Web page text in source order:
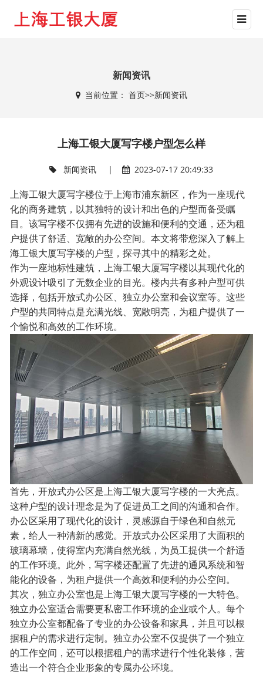
新闻资讯
当前位置： 首页>>新闻资讯
上海工银大厦写字楼户型怎么样
新闻资讯 | 2023-07-17 20:49:33
上海工银大厦写字楼位于上海市浦东新区，作为一座现代
化的商务建筑，以其独特的设计和出色的户型而备受瞩
目。该写字楼不仅拥有先进的设施和便利的交通，还为租
户提供了舒适、宽敞的办公空间。本文将带您深入了解上
海工银大厦写字楼的户型，探寻其中的精彩之处。
作为一座地标性建筑，上海工银大厦写字楼以其现代化的
外观设计吸引了无数企业的目光。楼内共有多种户型可供
选择，包括开放式办公区、独立办公室和会议室等。这些
户型的共同特点是充满光线、宽敞明亮，为租户提供了一
个愉悦和高效的工作环境。
首先，开放式办公区是上海工银大厦写字楼的一大亮点。
这种户型的设计理念是为了促进员工之间的沟通和合作。
办公区采用了现代化的设计，灵感源自于绿色和自然元
素，给人一种清新的感觉。开放式办公区采用了大面积的
玻璃幕墙，使得室内充满自然光线，为员工提供一个舒适
的工作环境。此外，写字楼还配置了先进的通风系统和智
能化的设备，为租户提供一个高效和便利的办公空间。
其次，独立办公室也是上海工银大厦写字楼的一大特色。
独立办公室适合需要更私密工作环境的企业或个人。每个
独立办公室都配备了专业的办公设备和家具，并且可以根
据租户的需求进行定制。独立办公室不仅提供了一个独立
的工作空间，还可以根据租户的需求进行个性化装修，营
造出一个符合企业形象的专属办公环境。